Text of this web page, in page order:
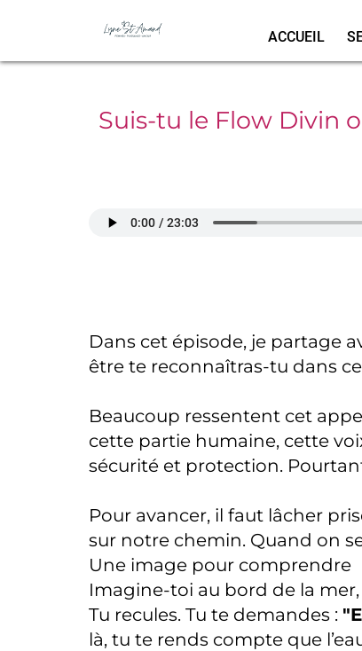
ACCUEIL
Suis-tu le Flow Divin
Dans cet épisode, je partage
être te reconnaîtras-tu dans
Beaucoup ressentent cet
cette partie humaine, cette
sécurité et protection.
Pour avancer, il faut lâcher
sur notre chemin. Quand on
Une image pour comprendre
Imagine-toi au bord de la mer,
Tu recules. Tu te demandes :
là, tu te rends compte que